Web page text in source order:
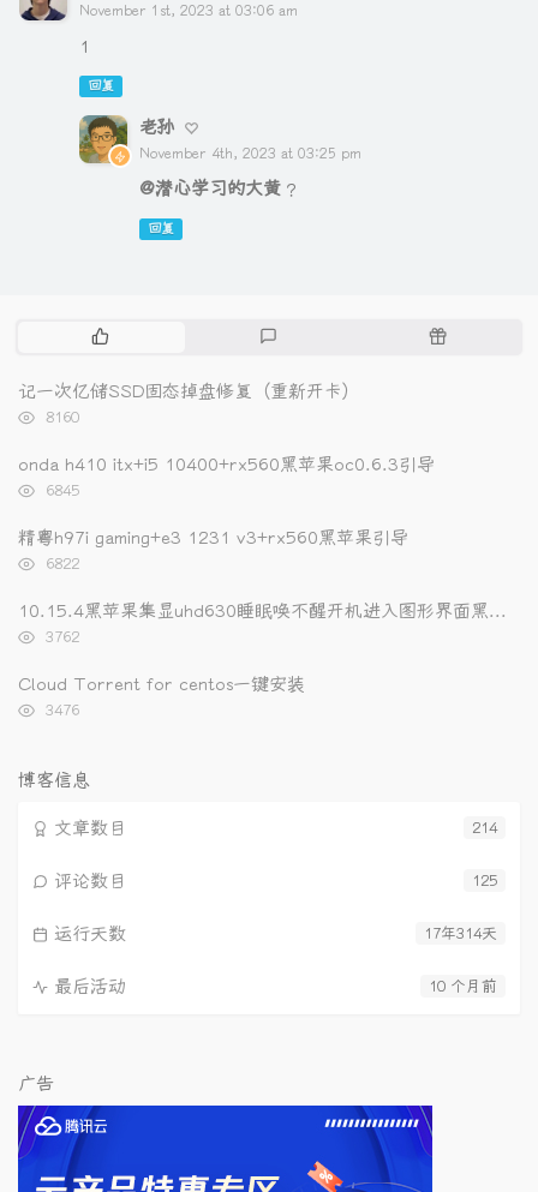
November 1st, 2023 at 03:06 am
1
回复
老孙
November 4th, 2023 at 03:25 pm
@潜心学习的大黄 ?
回复
热
文
评
随
记一次亿储SSD固态掉盘修复（重新开卡）
浏
次
8160
onda h410 itx+i5 10400+rx560黑苹果oc0.6.3引导
浏
次
数:
6845
精粤h97i gaming+e3 1231 v3+rx560黑苹果引导
浏
次
6822
10.15.4黑苹果集显uhd630睡眠唤不醒开机进入图形界面黑屏的解决办法
浏
3762
Cloud Torrent for centos一键安装
浏
数:
3476
博客信息
214
文章数目
125
评论数目
17年314天
运行天数
10 个月前
最后活动
广告